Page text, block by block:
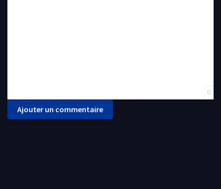
0
Ajouter un commentaire